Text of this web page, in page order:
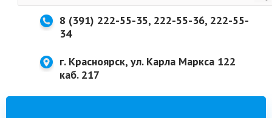
8 (391) 222-55-35, 222-55-36, 222-55-
34
г. Красноярск, ул. Карла Маркса 122
каб. 217